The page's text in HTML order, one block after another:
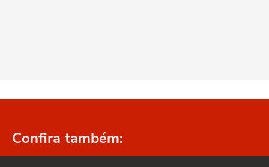
Confira também: